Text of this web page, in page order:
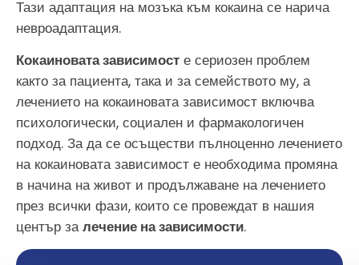
Тази адаптация на мозъка към кокаина се нарича
невроадаптация.
Кокаиновата зависимост е сериозен проблем
както за пациента, така и за семейството му, а
лечението на кокаиновата зависимост включва
психологически, социален и фармакологичен
подход. За да се осъществи пълноценно лечението
на кокаиновата зависимост е необходима промяна
в начина на живот и продължаване на лечението
през всички фази, които се провеждат в нашия
център залечение на зависимости.